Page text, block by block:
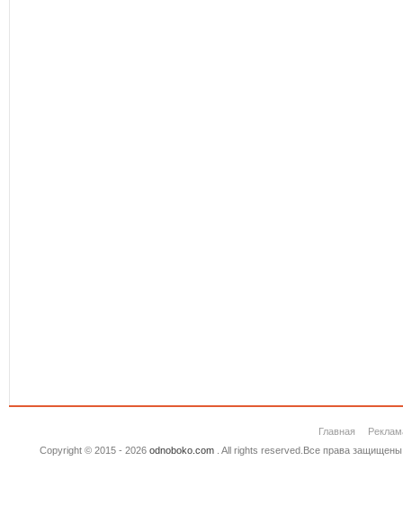
Главная
Copyright © 2015 - 2026 odnoboko.com. All rights reserved.Все права защищены.